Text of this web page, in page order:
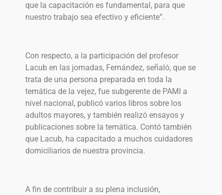
que la capacitación es fundamental, para que
nuestro trabajo sea efectivo y eficiente”.
Con respecto, a la participación del profesor
Lacub en las jornadas, Fernández, señaló, que se
trata de una persona preparada en toda la
temática de la vejez, fue subgerente de PAMI a
nivel nacional, publicó varios libros sobre los
adultos mayores, y también realizó ensayos y
publicaciones sobre la temática. Contó también
que Lacub, ha capacitado a muchos cuidadores
domiciliarios de nuestra provincia.
A fin de contribuir a su plena inclusión,